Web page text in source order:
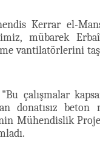
Kerrar el-
mübarek
vantilatörlerini
çalışmalar
donatısız beton
Mühendislik